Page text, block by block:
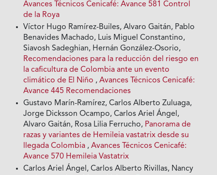
Avances Técnicos Cenicafé: Avance 581 Control
de la Roya
Víctor Hugo Ramírez-Builes, Alvaro Gaitán, Pablo
Benavides Machado, Luis Miguel Constantino,
Siavosh Sadeghian, Hernán González-Osorio,
Recomendaciones para la reducción del riesgo en
la caficultura de Colombia ante un evento
climático de El Niño ,Avances Técnicos Cenicafé:
Avance 445 Recomendaciones
Gustavo Marín-Ramírez, Carlos Alberto Zuluaga,
Jorge Dicksson Ocampo, Carlos Ariel Ángel,
Alvaro Gaitán, Rosa Lilia Ferrucho, Panorama de
razas y variantes de Hemileia vastatrix desde su
llegada Colombia ,Avances Técnicos Cenicafé:
Avance 570 Hemileia Vastatrix
Carlos Ariel Ángel, Carlos Alberto Rivillas, Nancy